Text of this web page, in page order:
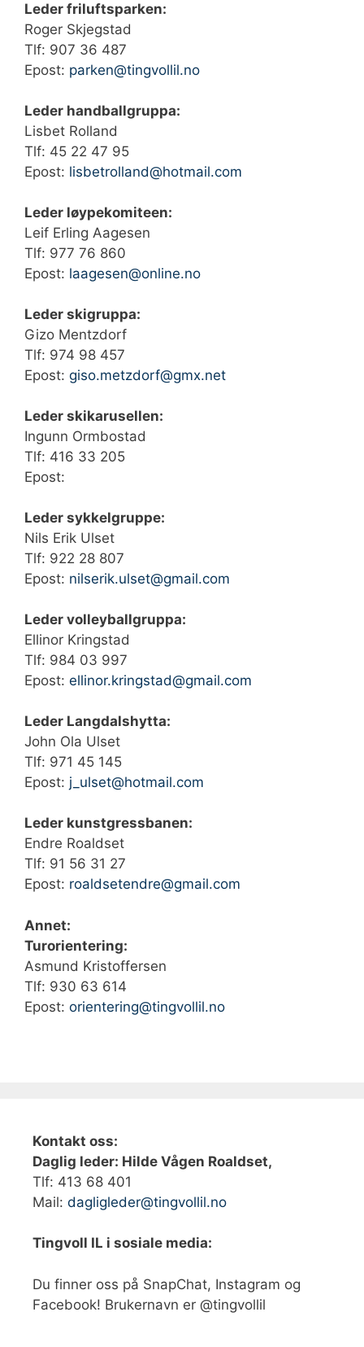
Leder friluftsparken:
Roger Skjegstad
Tlf: 907 36 487
Epost: parken@tingvollil.no
Leder handballgruppa:
Lisbet Rolland
Tlf: 45 22 47 95
Epost: lisbetrolland@hotmail.com
Leder løypekomiteen:
Leif Erling Aagesen
Tlf: ‭977 76 860‬
Epost: laagesen@online.no
Leder skigruppa:
Gizo Mentzdorf
Tlf: ‭974 98 457‬
Epost: giso.metzdorf@gmx.net
Leder skikarusellen:
Ingunn Ormbostad
Tlf: ‭416 33 205‬
Epost:
Leder sykkelgruppe:
Nils Erik Ulset
Tlf: ‭922 28 807‬
Epost: nilserik.ulset@gmail.com
Leder volleyballgruppa:
Ellinor Kringstad
Tlf: 984 03 997
Epost: ellinor.kringstad@gmail.com
Leder Langdalshytta:
John Ola Ulset
Tlf: ‭971 45 145‬
Epost: j_ulset@hotmail.com
Leder kunstgressbanen:
Endre Roaldset
Tlf: 91 56 31 27
Epost: roaldsetendre@gmail.com
Annet:
Turorientering:
Asmund Kristoffersen
Tlf: 930 63 614‬
Epost: orientering@tingvollil.no
Kontakt oss:
Daglig leder: Hilde Vågen Roaldset,
Tlf: 413 68 401‬
Mail: dagligleder@tingvollil.no
Tingvoll IL i sosiale media:
Du finner oss på SnapChat, Instagram og
Facebook! Brukernavn er @tingvollil